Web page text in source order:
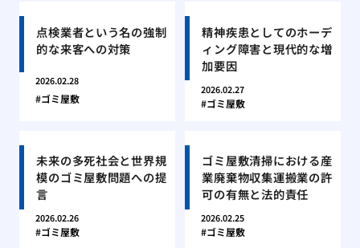
点検業者という名の強制
的な来客への対策
2026.02.28
ゴミ屋敷
精神疾患としてのホーデ
ィング障害と現代的な増
加要因
2026.02.27
ゴミ屋敷
未来の多死社会と世界規
模のゴミ屋敷問題への提
言
2026.02.26
ゴミ屋敷
ゴミ屋敷清掃における産
業廃棄物収集運搬業の許
可の有無と法的責任
2026.02.25
ゴミ屋敷